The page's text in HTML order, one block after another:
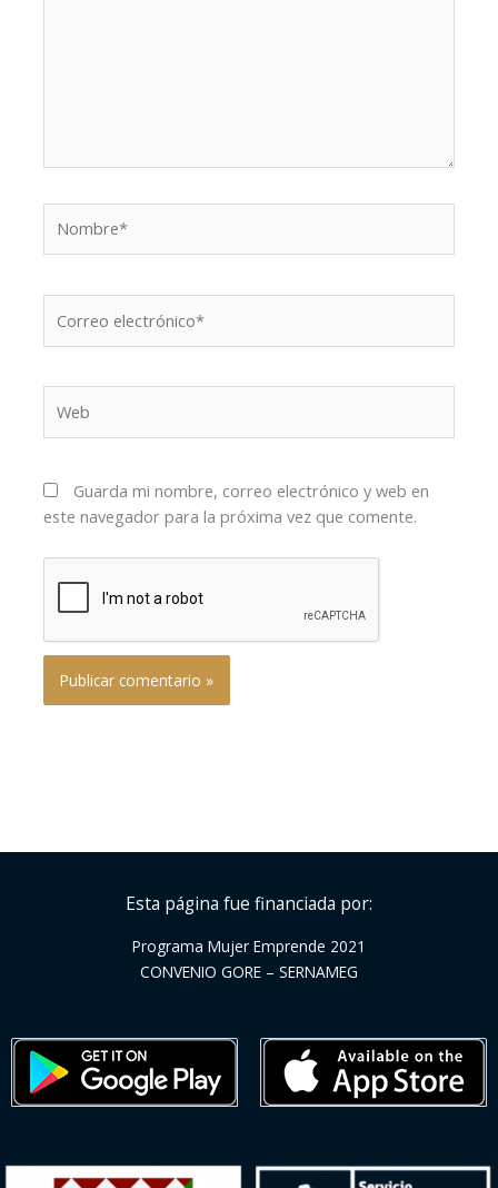
electrónico*
Guarda mi nombre, correo electrónico y web en
este navegador para la próxima vez que comente.
Esta página fue financiada por:
Programa Mujer Emprende 2021
CONVENIO GORE – SERNAMEG